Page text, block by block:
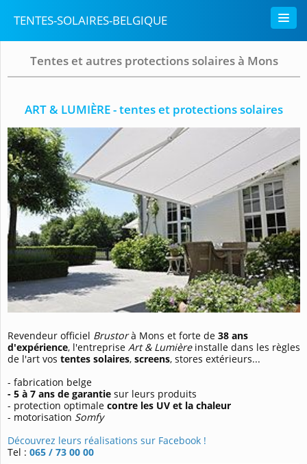
TENTES-SOLAIRES-BELGIQUE
Tentes et autres protections solaires à Mons
ART & LUMIÈRE - tentes et protections solaires
Revendeur officiel Brustorà Mons et forte de 38 ans
d'expérience, l'entreprise Art & Lumière installe dans les règles
de l'art vos tentes solaires, screens, stores extérieurs...
- fabrication belge
- 5 à 7 ans de garantie sur leurs produits
- protection optimale contre les UV et la chaleur
- motorisation Somfy
Découvrez leurs réalisations sur Facebook !
Tel : 065 / 73 00 00